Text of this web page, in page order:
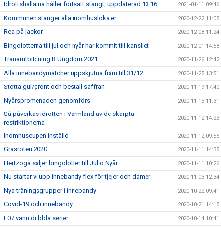
Idrottshallarna håller fortsatt stängt, uppdaterad 13:16 2021-01-11 09:46
Kommunen stänger alla inomhuslokaler 2020-12-22 11:05
Rea på jackor 2020-12-08 11:24
Bingolotterna till jul och nyår har kommit till kansliet 2020-12-01 14:58
Tränarutbildning B Ungdom 2021 2020-11-26 12:42
Alla innebandymatcher uppskjutna fram till 31/12 2020-11-25 13:51
Stötta gul/grönt och beställ saffran 2020-11-19 17:40
Nyårspromenaden genomförs 2020-11-13 11:31
Så påverkas idrotten i Värmland av de skärpta
restriktionerna
2020-11-12 14:23
Inomhuscupen inställd 2020-11-12 09:55
Gräsroten 2020 2020-11-11 14:35
Hertzöga säljer bingolotter till Jul o Nyår 2020-11-11 10:26
Nu startar vi upp innebandy flex för tjejer och damer 2020-11-03 12:34
Nya träningsgrupper i innebandy 2020-10-22 09:41
Covid-19 och innebandy 2020-10-21 14:15
F07 vann dubbla serier 2020-10-14 10:41